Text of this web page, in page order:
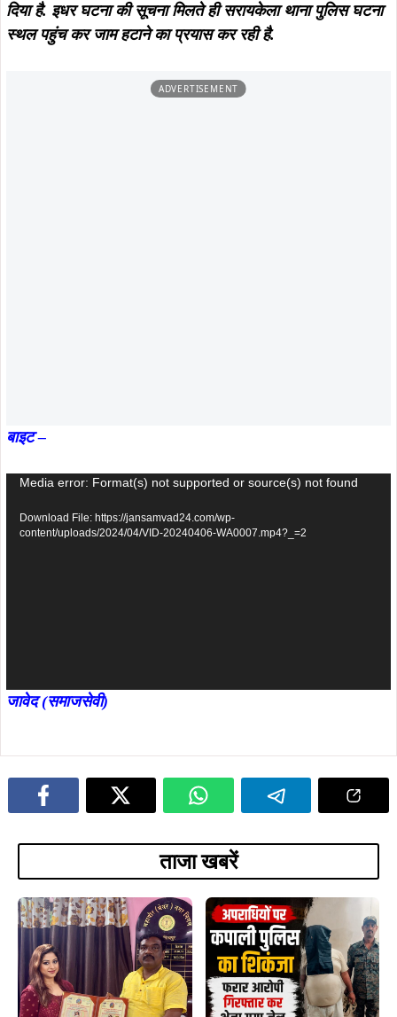
दिया है. इधर घटना की सूचना मिलते ही सरायकेला थाना पुलिस घटना
स्थल पहुंच कर जाम हटाने का प्रयास कर रही है.
ADVERTISEMENT
बाइट –
Video
Media error: Format(s) not supported or source(s) not found
Download File: https://jansamvad24.com/wp-
content/uploads/2024/04/VID-20240406-WA0007.mp4?_=2
जावेद (समाजसेवी)
ताजा खबरें